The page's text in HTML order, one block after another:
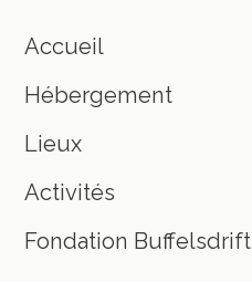
Accueil
Hébergement
Lieux
Activités
Fondation Buffelsdrift